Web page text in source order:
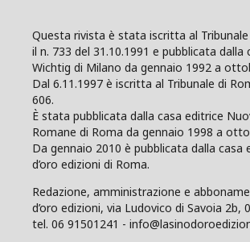
Questa rivista è stata iscritta al
il n. 733 del 31.10.1991 e pubblicata dalla
Wichtig di Milano da gennaio 1992 a
Dal 6.11.1997 è iscritta al Tribunale di
606.
È stata pubblicata dalla casa editrice
Romane di Roma da gennaio 1998 a
Da gennaio 2010 è pubblicata dalla casa
d’oro edizioni di Roma.
Redazione, amministrazione e
d’oro edizioni, via Ludovico di Savoia 2b,
tel. 06 91501241 -